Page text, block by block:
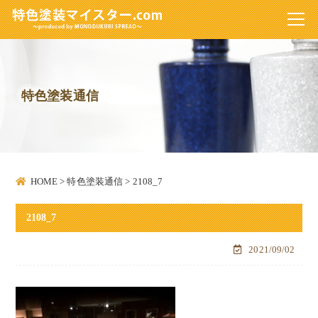
特色塗装通信
HOME >特色塗装通信 > 2108_7
2108_7
2021/09/02